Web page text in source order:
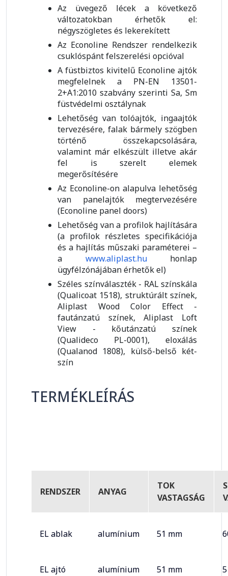
Az üvegező lécek a következő
változatokban érhetők el:
négyszögletes és lekerekített
Az Econoline Rendszer rendelkezik
csuklóspánt felszerelési opcióval
A füstbiztos kivitelű Econoline ajtók
megfelelnek a PN-EN 13501-
2+A1:2010 szabvány szerinti Sa, Sm
füstvédelmi osztálynak
Lehetőség van tolóajtók, ingaajtók
tervezésére, falak bármely szögben
történő összekapcsolására,
valamint már elkészült illetve akár
fel is szerelt elemek
megerősítésére
Az Econoline-on alapulva lehetőség
van panelajtók megtervezésére
(Econoline panel doors)
Lehetőség van a profilok hajlítására
(a profilok részletes specifikációja
és a hajlítás műszaki paraméterei –
a www.aliplast.huhonlap
ügyfélzónájában érhetők el)
Széles színválaszték - RAL színskála
(Qualicoat 1518), struktúrált színek,
Aliplast Wood Color Effect -
fautánzatú színek, Aliplast Loft
View - kőutánzatú színek
(Qualideco PL-0001), eloxálás
(Qualanod 1808), külső-belső két-
szín
TERMÉKLEÍRÁS
RENDSZER ANYAG
TOK
VASTAGSÁG
EL ablak alumínium 51 mm
EL ajtó alumínium 51 mm